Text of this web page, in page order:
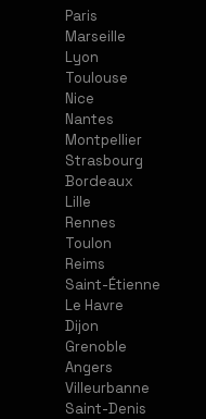
Paris
Marseille
Lyon
Toulouse
Nice
Nantes
Montpellier
Strasbourg
Bordeaux
Lille
Rennes
Toulon
Reims
Saint-Étienne
Le Havre
Dijon
Grenoble
Angers
Villeurbanne
Saint-Denis